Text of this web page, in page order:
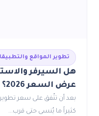
تطوير المواقع
هل السيرفر
عرض السعر 2026؟
بعد أن تتّفق على سعر
كثيراً ما يُنسى حتى قرب…